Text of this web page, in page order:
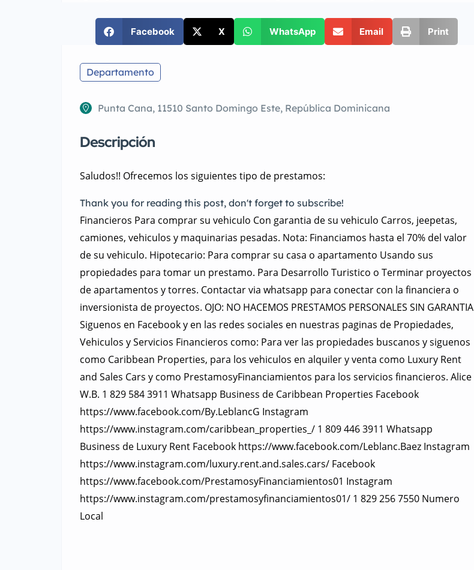
Facebook X WhatsApp Email Print
Departamento
Punta Cana, 11510 Santo Domingo Este, República Dominicana
Descripción
Saludos!! Ofrecemos los siguientes tipo de prestamos:
Thank you for reading this post, don't forget to subscribe!
Financieros Para comprar su vehiculo Con garantia de su vehiculo Carros, jeepetas,
camiones, vehiculos y maquinarias pesadas. Nota: Financiamos hasta el 70% del valor
de su vehiculo. Hipotecario: Para comprar su casa o apartamento Usando sus
propiedades para tomar un prestamo. Para Desarrollo Turistico o Terminar proyectos
de apartamentos y torres. Contactar via whatsapp para conectar con la financiera o
inversionista de proyectos. OJO: NO HACEMOS PRESTAMOS PERSONALES SIN GARANTIA
Siguenos en Facebook y en las redes sociales en nuestras paginas de Propiedades,
Vehiculos y Servicios Financieros como: Para ver las propiedades buscanos y siguenos
como Caribbean Properties, para los vehiculos en alquiler y venta como Luxury Rent
and Sales Cars y como PrestamosyFinanciamientos para los servicios financieros. Alice
W.B. 1 829 584 3911 Whatsapp Business de Caribbean Properties Facebook
https://www.facebook.com/By.LeblancG Instagram
https://www.instagram.com/caribbean_properties_/ 1 809 446 3911 Whatsapp
Business de Luxury Rent Facebook https://www.facebook.com/Leblanc.Baez Instagram
https://www.instagram.com/luxury.rent.and.sales.cars/ Facebook
https://www.facebook.com/PrestamosyFinanciamientos01 Instagram
https://www.instagram.com/prestamosyfinanciamientos01/ 1 829 256 7550 Numero
Local